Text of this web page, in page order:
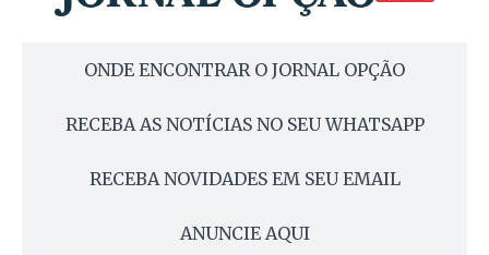
ONDE ENCONTRAR O JORNAL OPÇÃO
RECEBA AS NOTÍCIAS NO SEU WHATSAPP
RECEBA NOVIDADES EM SEU EMAIL
ANUNCIE AQUI